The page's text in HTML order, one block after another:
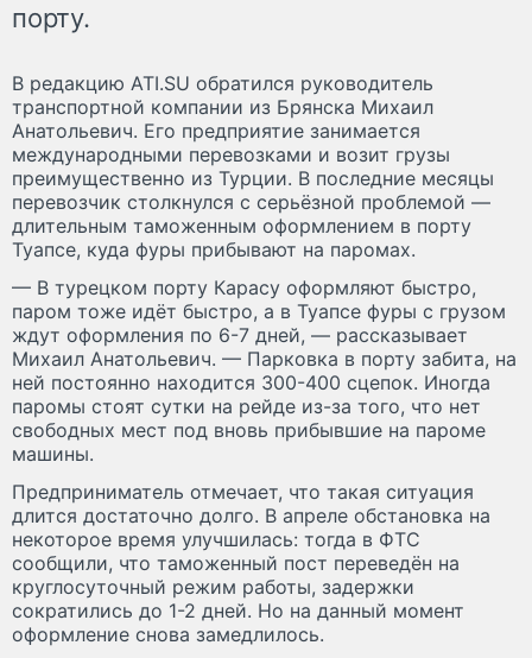
порту.
В редакцию ATI.SU обратился руководитель
транспортной компании из Брянска Михаил
Анатольевич. Его предприятие занимается
международными перевозками и возит грузы
преимущественно из Турции. В последние месяцы
перевозчик столкнулся с серьёзной проблемой —
длительным таможенным оформлением в порту
Туапсе, куда фуры прибывают на паромах.
— В турецком порту Карасу оформляют быстро,
паром тоже идёт быстро, а в Туапсе фуры с грузом
ждут оформления по 6-7 дней, — рассказывает
Михаил Анатольевич. — Парковка в порту забита, на
ней постоянно находится 300-400 сцепок. Иногда
паромы стоят сутки на рейде из-за того, что нет
свободных мест под вновь прибывшие на пароме
машины.
Предприниматель отмечает, что такая ситуация
длится достаточно долго. В апреле обстановка на
некоторое время улучшилась: тогда в ФТС
сообщили, что таможенный пост переведён на
круглосуточный режим работы, задержки
сократились до 1-2 дней. Но на данный момент
оформление снова замедлилось.